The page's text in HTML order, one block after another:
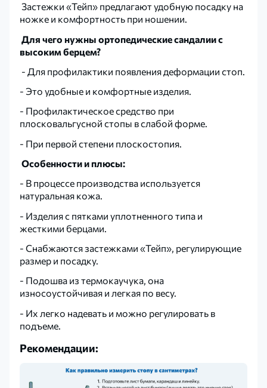
Застежки «Тейп» предлагают удобную посадку на
ножке и комфортность при ношении.
Для чего нужны ортопедические сандалии с
высоким берцем?
- Для профилактики появления деформации стоп.
- Это удобные и комфортные изделия.
- Профилактическое средство при
плосковальгусной стопы в слабой форме.
- При первой степени плоскостопия.
Особенности и плюсы:
- В процессе производства используется
натуральная кожа.
- Изделия с пятками уплотненного типа и
жесткими берцами.
- Снабжаются застежками «Тейп», регулирующие
размер и посадку.
- Подошва из термокаучука, она
износоустойчивая и легкая по весу.
- Их легко надевать и можно регулировать в
подъеме.
Рекомендации: